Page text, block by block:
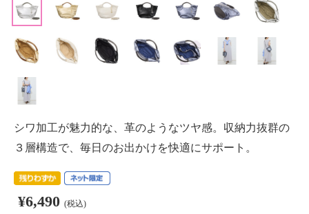
シワ加工が魅力的な、革のようなツヤ感。収納力抜群の
３層構造で、毎日のお出かけを快適にサポート。
¥6,490 (税込)